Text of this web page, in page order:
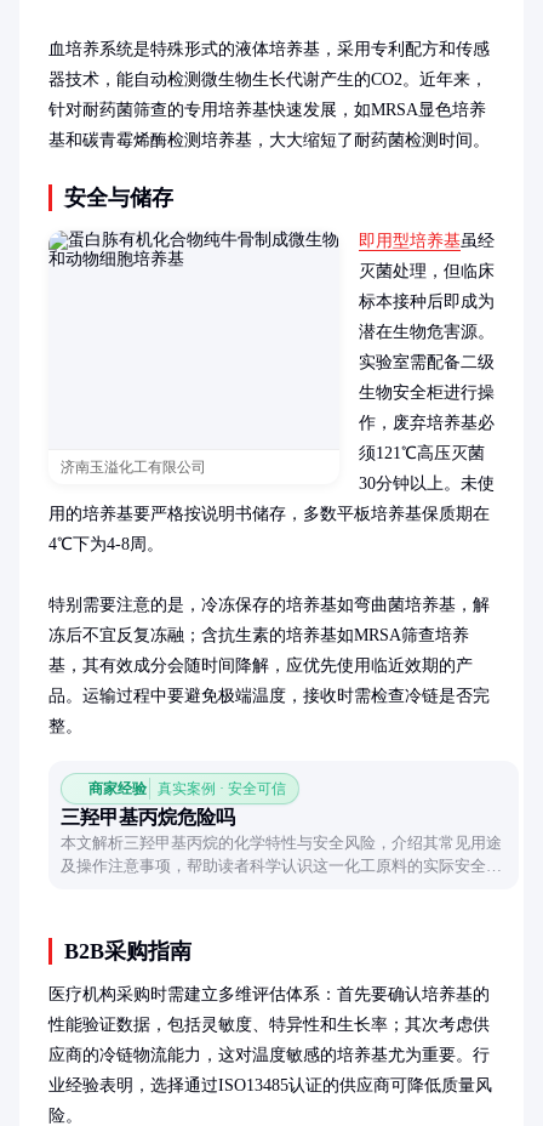
血培养系统是特殊形式的液体培养基，采用专利配方和传感
器技术，能自动检测微生物生长代谢产生的CO2。近年来，
针对耐药菌筛查的专用培养基快速发展，如MRSA显色培养
基和碳青霉烯酶检测培养基，大大缩短了耐药菌检测时间。
安全与储存
济南玉溢化工有限公司
即用型培养基虽经
灭菌处理，但临床
标本接种后即成为
潜在生物危害源。
实验室需配备二级
生物安全柜进行操
作，废弃培养基必
须121℃高压灭菌
30分钟以上。未使
用的培养基要严格按说明书储存，多数平板培养基保质期在
4℃下为4-8周。
特别需要注意的是，冷冻保存的培养基如弯曲菌培养基，解
冻后不宜反复冻融；含抗生素的培养基如MRSA筛查培养
基，其有效成分会随时间降解，应优先使用临近效期的产
品。运输过程中要避免极端温度，接收时需检查冷链是否完
整。
商家经验 真实案例 · 安全可信
三羟甲基丙烷危险吗
本文解析三羟甲基丙烷的化学特性与安全风险，介绍其常见用途
及操作注意事项，帮助读者科学认识这一化工原料的实际安全
B2B采购指南
医疗机构采购时需建立多维评估体系：首先要确认培养基的
性能验证数据，包括灵敏度、特异性和生长率；其次考虑供
应商的冷链物流能力，这对温度敏感的培养基尤为重要。行
业经验表明，选择通过ISO13485认证的供应商可降低质量风
险。